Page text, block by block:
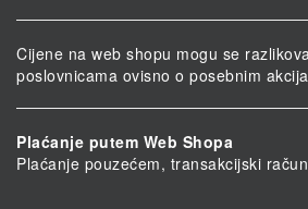
Cijene na web shopu mogu se
poslovnicama ovisno o posebnim
Plaćanje putem Web Shopa
Plaćanje pouzećem, transakcijski račun